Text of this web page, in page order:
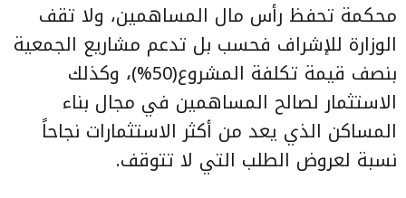
محكمة تحفظ رأس مال المساهمين، ولا تقف
الوزارة للإشراف فحسب بل تدعم مشاريع الجمعية
بنصف قيمة تكلفة المشروع(50%)، وكذلك
الاستثمار لصالح المساهمين في مجال بناء
المساكن الذي يعد من أكثر الاستثمارات نجاحاً
نسبة لعروض الطلب التي لا تتوقف.